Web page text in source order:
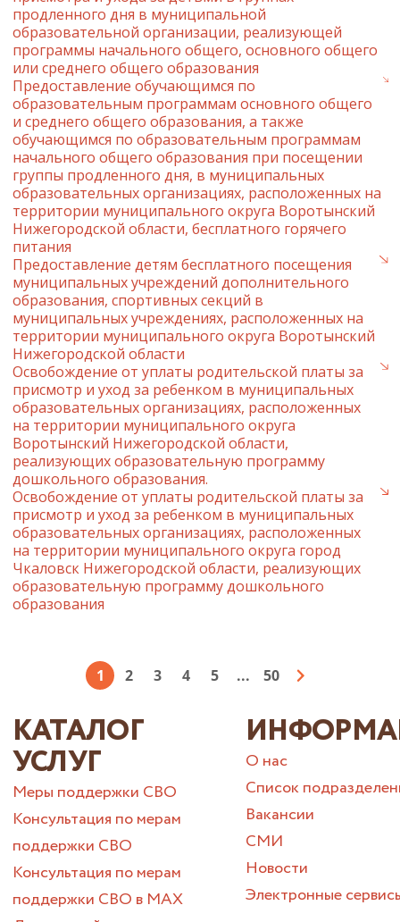
продленного дня в муниципальной
образовательной организации, реализующей
программы начального общего, основного общего
или среднего общего образования
Предоставление обучающимся по
образовательным программам основного общего
и среднего общего образования, а также
обучающимся по образовательным программам
начального общего образования при посещении
группы продленного дня, в муниципальных
образовательных организациях, расположенных на
территории муниципального округа Воротынский
Нижегородской области, бесплатного горячего
питания
Предоставление детям бесплатного посещения
муниципальных учреждений дополнительного
образования, спортивных секций в
муниципальных учреждениях, расположенных на
территории муниципального округа Воротынский
Нижегородской области
Освобождение от уплаты родительской платы за
присмотр и уход за ребенком в муниципальных
образовательных организациях, расположенных
на территории муниципального округа
Воротынский Нижегородской области,
реализующих образовательную программу
дошкольного образования.
Освобождение от уплаты родительской платы за
присмотр и уход за ребенком в муниципальных
образовательных организациях, расположенных
на территории муниципального округа город
Чкаловск Нижегородской области, реализующих
образовательную программу дошкольного
образования
1 2 3 4 5 ... 50
КАТАЛОГ
УСЛУГ
Меры поддержки СВО
Консультация по мерам
поддержки СВО
Консультация по мерам
поддержки СВО в МАХ
О нас
Список
Вакансии
СМИ
Новости
Электронные